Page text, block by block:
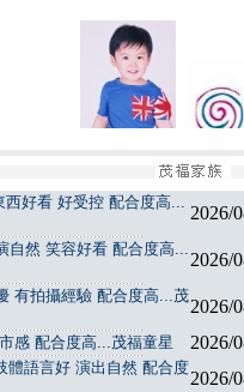
好看 好受控 配合度高...
2026/
自然 笑容好看 配合度高...
2026/
有拍攝經驗 配合度高...茂
2026/
感 配合度高...茂福童星 2026/
體語言好 演出自然 配合度
2026/